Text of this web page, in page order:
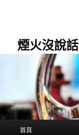
煙火沒說話
首頁